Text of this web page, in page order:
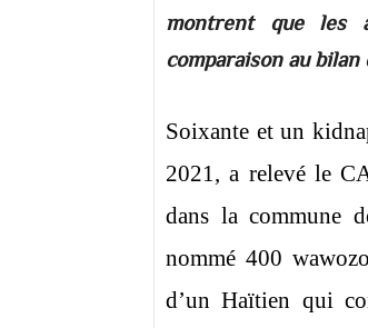
montrent que les
comparaison au
Soixante et un
2021, a relevé le
dans la commune
nommé 400
d’un Haïtien qui